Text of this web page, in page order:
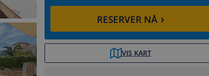
RESERVER NÅ›
VIS KART